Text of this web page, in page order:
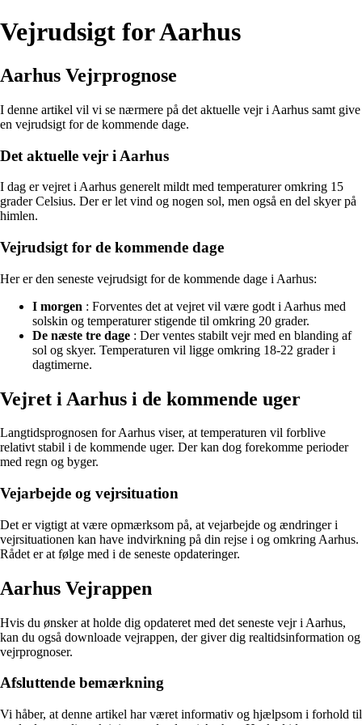
Vejrudsigt for Aarhus
Aarhus Vejrprognose
I denne artikel vil vi se nærmere på det aktuelle vejr i Aarhus samt give
en vejrudsigt for de kommende dage.
Det aktuelle vejr i Aarhus
I dag er vejret i Aarhus generelt mildt med temperaturer omkring 15
grader Celsius. Der er let vind og nogen sol, men også en del skyer på
himlen.
Vejrudsigt for de kommende dage
Her er den seneste vejrudsigt for de kommende dage i Aarhus:
I morgen : Forventes det at vejret vil være godt i Aarhus med
solskin og temperaturer stigende til omkring 20 grader.
De næste tre dage : Der ventes stabilt vejr med en blanding af
sol og skyer. Temperaturen vil ligge omkring 18-22 grader i
dagtimerne.
Vejret i Aarhus i de kommende uger
Langtidsprognosen for Aarhus viser, at temperaturen vil forblive
relativt stabil i de kommende uger. Der kan dog forekomme perioder
med regn og byger.
Vejarbejde og vejrsituation
Det er vigtigt at være opmærksom på, at vejarbejde og ændringer i
vejrsituationen kan have indvirkning på din rejse i og omkring Aarhus.
Rådet er at følge med i de seneste opdateringer.
Aarhus Vejrappen
Hvis du ønsker at holde dig opdateret med det seneste vejr i Aarhus,
kan du også downloade vejrappen, der giver dig realtidsinformation og
vejrprognoser.
Afsluttende bemærkning
Vi håber, at denne artikel har været informativ og hjælpsom i forhold til